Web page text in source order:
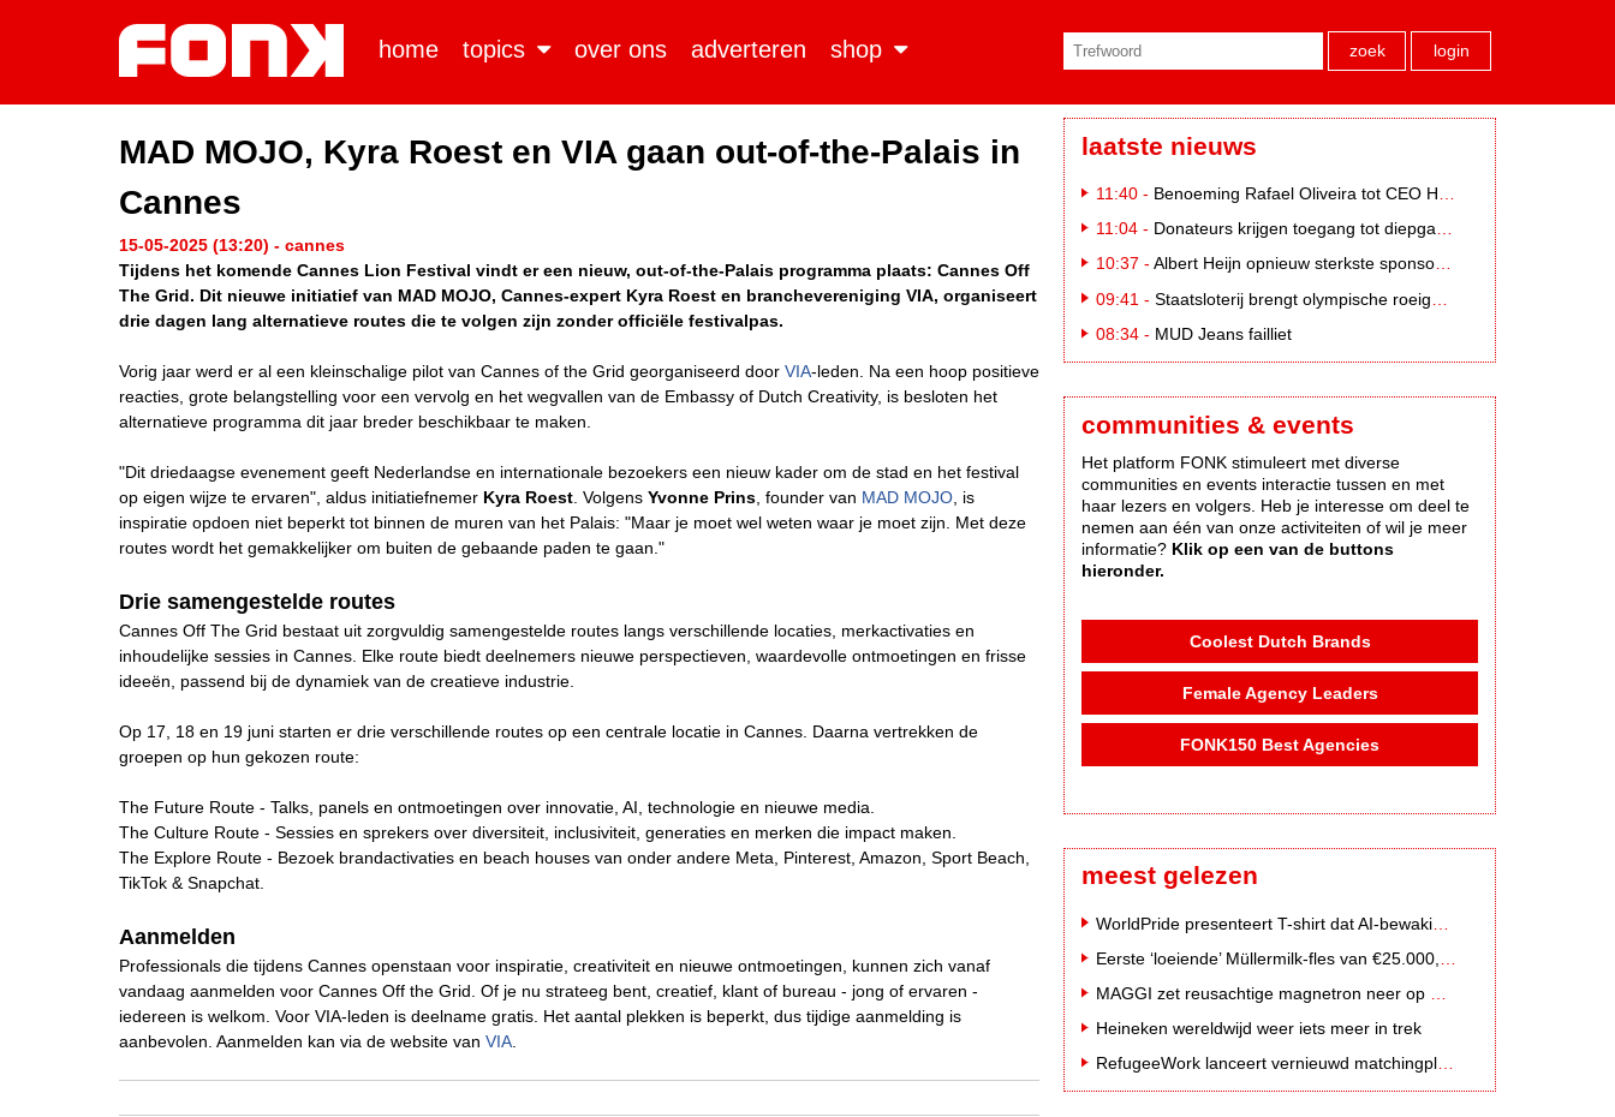
home topics over ons adverteren shop zoek login
MAD MOJO, Kyra Roest en VIA gaan out-of-the-Palais in
Cannes
15-05-2025 (13:20) - cannes
Tijdens het komende Cannes Lion Festival vindt er een nieuw, out-of-the-Palais programma plaats: Cannes Off
The Grid. Dit nieuwe initiatief van MAD MOJO, Cannes-expert Kyra Roest en branchevereniging VIA, organiseert
drie dagen lang alternatieve routes die te volgen zijn zonder officiële festivalpas.
Vorig jaar werd er al een kleinschalige pilot van Cannes of the Grid georganiseerd door VIA-leden. Na een hoop positieve
reacties, grote belangstelling voor een vervolg en het wegvallen van de Embassy of Dutch Creativity, is besloten het
alternatieve programma dit jaar breder beschikbaar te maken.
"Dit driedaagse evenement geeft Nederlandse en internationale bezoekers een nieuw kader om de stad en het festival
op eigen wijze te ervaren", aldus initiatiefnemer Kyra Roest . Volgens Yvonne Prins , founder van MAD MOJO , is
inspiratie opdoen niet beperkt tot binnen de muren van het Palais: "Maar je moet wel weten waar je moet zijn. Met deze
routes wordt het gemakkelijker om buiten de gebaande paden te gaan."
Drie samengestelde routes
Cannes Off The Grid bestaat uit zorgvuldig samengestelde routes langs verschillende locaties, merkactivaties en
inhoudelijke sessies in Cannes. Elke route biedt deelnemers nieuwe perspectieven, waardevolle ontmoetingen en frisse
ideeën, passend bij de dynamiek van de creatieve industrie.
Op 17, 18 en 19 juni starten er drie verschillende routes op een centrale locatie in Cannes. Daarna vertrekken de
groepen op hun gekozen route:
The Future Route - Talks, panels en ontmoetingen over innovatie, AI, technologie en nieuwe media.
The Culture Route - Sessies en sprekers over diversiteit, inclusiviteit, generaties en merken die impact maken.
The Explore Route - Bezoek brandactivaties en beach houses van onder andere Meta, Pinterest, Amazon, Sport Beach,
TikTok & Snapchat.
Aanmelden
Professionals die tijdens Cannes openstaan voor inspiratie, creativiteit en nieuwe ontmoetingen, kunnen zich vanaf
vandaag aanmelden voor Cannes Off the Grid. Of je nu strateeg bent, creatief, klant of bureau - jong of ervaren -
iedereen is welkom. Voor VIA-leden is deelname gratis. Het aantal plekken is beperkt, dus tijdige aanmelding is
aanbevolen. Aanmelden kan via de website van VIA
laatste nieuws
11:40 - Benoeming Rafael Oliveira tot CEO Heineken nu defintief
11:04 - Donateurs krijgen toegang tot diepgaandere informatie over goede doelen
10:37 - Albert Heijn opnieuw sterkste sponsormerk, PostNL daalt
09:41 - Staatsloterij brengt olympische roeigeschiedenis tot leven voor WK Roeien
08:34 - MUD Jeans failliet
communities & events
Het platform FONK stimuleert met diverse
communities en events interactie tussen en met
haar lezers en volgers. Heb je interesse om deel te
nemen aan één van onze activiteiten of wil je meer
informatie? Klik op een van de buttons
hieronder.
Coolest Dutch Brands
Female Agency Leaders
FONK150 Best Agencies
meest gelezen
Heineken wereldwijd weer iets meer in trek
RefugeeWork lanceert vernieuwd matchingplatform voor nieuwkomers en werkgevers